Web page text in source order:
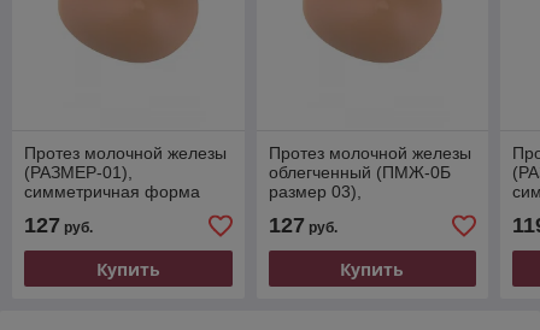
Протез молочной железы
(РАЗМЕР-01),
симметричная форма
127 руб.
Купить
Протез молочной железы
облегченный (ПМЖ-0Б
размер 03),
127 руб.
Купить